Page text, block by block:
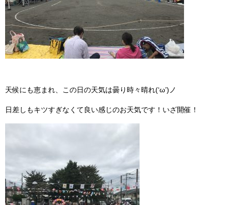
天候にも恵まれ、この日の天気は曇り時々晴れ(‘ω’)ノ
日差しもキツすぎなくて良い感じのお天気です！いざ開催！